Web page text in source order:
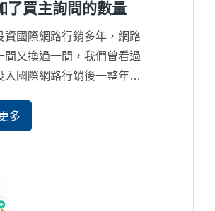
了買主詢問的數量
資國際網路行銷多年，網路
間又換過一間，我們曾看過
入國際網路行銷後一整年才
主在網路找尋資料的比率只
更少，所以這並不是該討論
機整個拱手讓給國際競爭對
多